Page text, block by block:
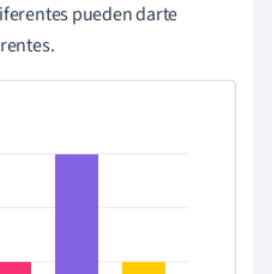
pueden darte